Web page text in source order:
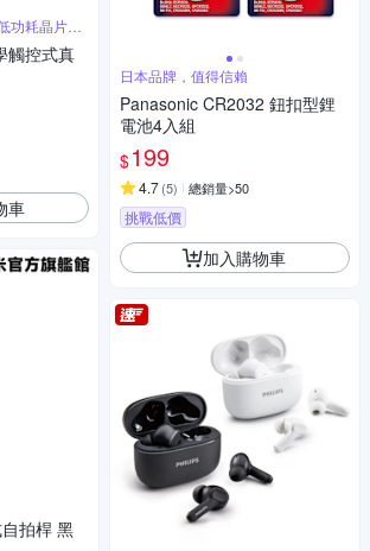
功耗晶片設
觸控式真
車
拍桿 黑
日本品牌，值得信賴
Panasonic CR2032 鈕扣型鋰
電池4入組
$199
4.7(5) 總銷量>50
挑戰低價
加入購物車